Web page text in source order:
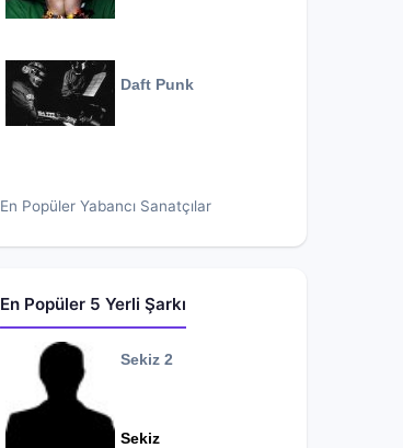
Daft Punk
En Popüler Yabancı Sanatçılar
En Popüler 5 Yerli Şarkı
Sekiz 2
Sekiz